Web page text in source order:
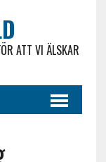
ATT VI ÄLSKAR